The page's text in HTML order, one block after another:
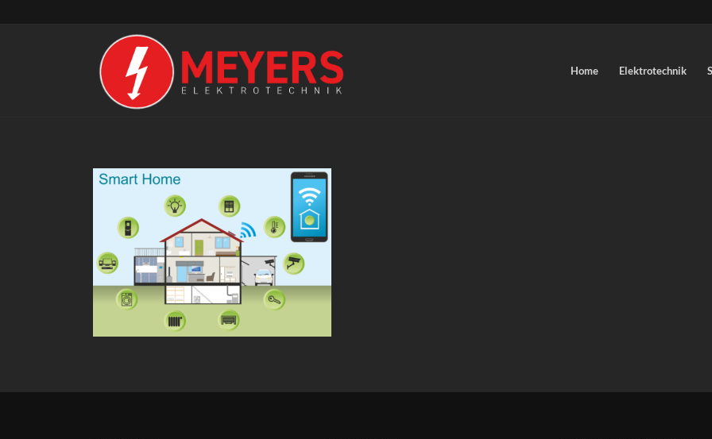
Home Elektrotechnik